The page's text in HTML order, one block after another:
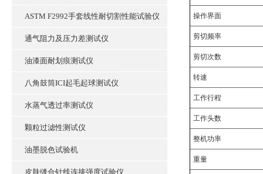
ASTM F2992手套线性耐切割性能试验仪
通气阻力及压力差测试仪
油漆面耐划痕测试仪
八角鼓筒ICI起毛起球测试仪
水蒸气透过率测试仪
颗粒过滤性测试仪
油墨脱色试验机
皮肤缝合针线连接强度试验仪
操作界面
剪切频率
剪切次数
转速
工作行程
工作头数
整机功率
重量